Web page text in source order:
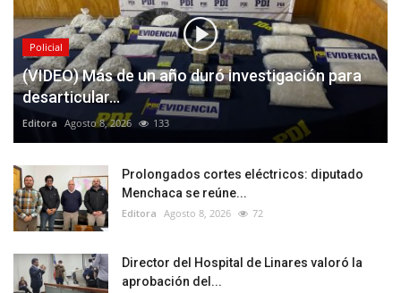
Policial
(VIDEO) Más de un año duró investigación para
desarticular...
Editora Agosto 8, 2026 133
Prolongados cortes eléctricos: diputado
Menchaca se reúne...
Editora Agosto 8, 2026 72
Director del Hospital de Linares valoró la
aprobación del...